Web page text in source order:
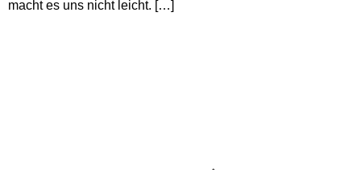
macht es uns nicht leicht. […]